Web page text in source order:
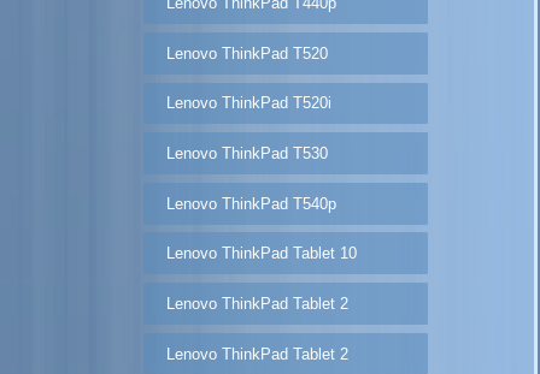
Lenovo ThinkPad T520
Lenovo ThinkPad T520i
Lenovo ThinkPad T530
Lenovo ThinkPad T540p
Lenovo ThinkPad Tablet 10
Lenovo ThinkPad Tablet 2
Lenovo ThinkPad Tablet 2